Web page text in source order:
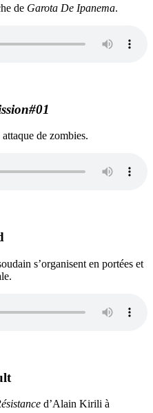
de Garota De Ipanema.
de zombies.
s’organisent en portées et
d’Alain Kirili à